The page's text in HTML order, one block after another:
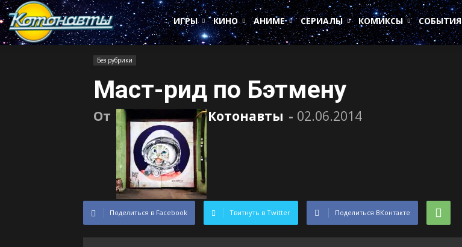
Котонавты
ИГРЫ
КИНО АНИМЕ СЕРИАЛЫ КОМИКСЫ СОБЫТИЯ
Без рубрики
Маст-рид по Бэтмену
От Котонавты - 02.06.2014
Поделиться в Facebook Твитнуть в Twitter Поделиться ВКонтакте